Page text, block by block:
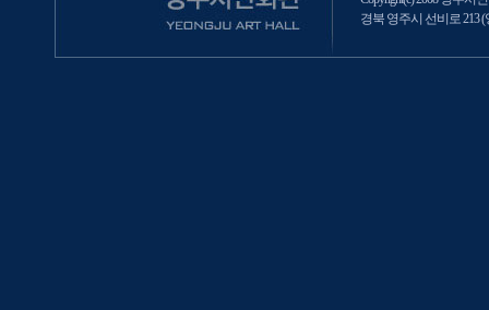
경북 영주시 선비로 213 (